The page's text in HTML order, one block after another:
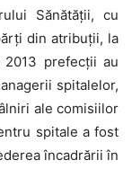
Sănătății, cu
din atribuții, la
prefecții au
spitalelor,
ale comisiilor
spitale a fost
încadrării în